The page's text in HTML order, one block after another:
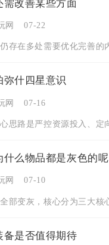
需改善某些方面
网 07-22
什四星意识
网 07-16
什么物品都是灰色的呢
网 07-10
备是否值得期待